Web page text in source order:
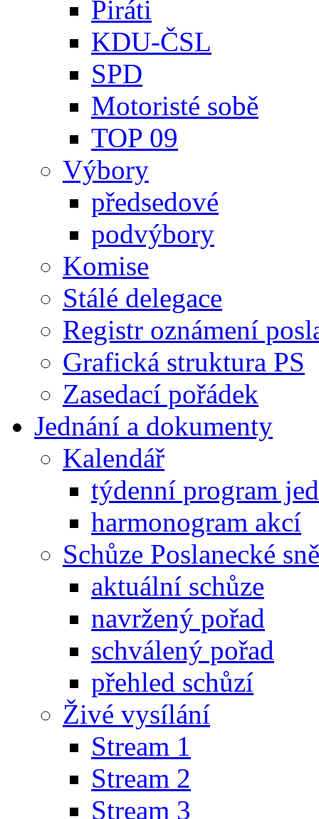
Piráti
KDU-ČSL
SPD
Motoristé sobě
TOP 09
Výbory
předsedové
podvýbory
Komise
Stálé delegace
Registr oznámení
Grafická struktura PS
Zasedací pořádek
Jednání a dokumenty
Kalendář
týdenní program
harmonogram akcí
Schůze Poslanecké
aktuální schůze
navržený pořad
schválený pořad
přehled schůzí
Živé vysílání
Stream 1
Stream 2
Stream 3